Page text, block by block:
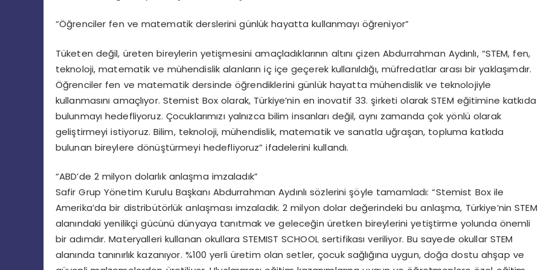
“Öğrenciler fen ve matematik derslerini günlük hayatta kullanmayı öğreniyor”
Tüketen değil, üreten bireylerin yetişmesini amaçladıklarının altını çizen Abdurrahman Aydınlı, “STEM, fen,
teknoloji, matematik ve mühendislik alanların iç içe geçerek kullanıldığı, müfredatlar arası bir yaklaşımdır.
Öğrenciler fen ve matematik dersinde öğrendiklerini günlük hayatta mühendislik ve teknolojiyle
kullanmasını amaçlıyor. Stemist Box olarak, Türkiye’nin en inovatif 33. şirketi olarak STEM eğitimine katkıda
bulunmayı hedefliyoruz. Çocuklarımızı yalnızca bilim insanları değil, aynı zamanda çok yönlü olarak
geliştirmeyi istiyoruz. Bilim, teknoloji, mühendislik, matematik ve sanatla uğraşan, topluma katkıda
bulunan bireylere dönüştürmeyi hedefliyoruz” ifadelerini kullandı.
“ABD’de 2 milyon dolarlık anlaşma imzaladık”
Safir Grup Yönetim Kurulu Başkanı Abdurrahman Aydınlı sözlerini şöyle tamamladı: “Stemist Box ile
Amerika’da bir distribütörlük anlaşması imzaladık. 2 milyon dolar değerindeki bu anlaşma, Türkiye’nin STEM
alanındaki yenilikçi gücünü dünyaya tanıtmak ve geleceğin üretken bireylerini yetiştirme yolunda önemli
bir adımdır. Materyalleri kullanan okullara STEMIST SCHOOL sertifikası veriliyor. Bu sayede okullar STEM
alanında tanınırlık kazanıyor. %100 yerli üretim olan setler, çocuk sağlığına uygun, doğa dostu ahşap ve